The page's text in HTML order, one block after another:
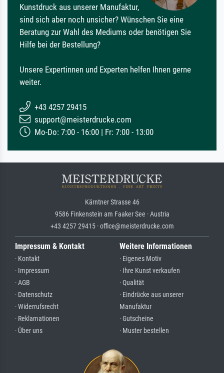
Kunstdruck aus unserer Manufaktur,
sind sich aber noch unsicher? Wünschen Sie eine
Beratung zur Wahl des Mediums oder benötigen Sie
Hilfe bei der Bestellung?
Unsere Expertinnen und Experten helfen Ihnen gerne
weiter.
+43 4257 29415
support@meisterdrucke.com
Mo-Do: 7:00 - 16:00 | Fr: 7:00 - 13:00
Kärntner Strasse 46
9586 Finkenstein am Faaker See · Austria
+43 4257 29415 · office@meisterdrucke.com
Impressum & Kontakt
· Kontakt
· Impressum
· AGB
· Datenschutz
· Widerrufsrecht
· Reklamationen
· Über uns
Weitere Informationen
· Eigenes Motiv
· Ihre Kunst verkaufen
· Qualität
· Eindrücke aus unserer
Manufaktur
· Gutscheine
· Muster bestellen